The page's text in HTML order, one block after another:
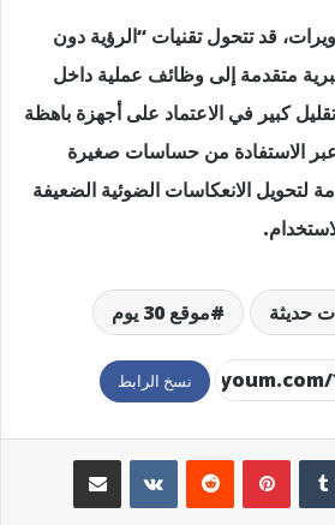
قد تتحول تقنيات “الرؤية دون
متقدمة إلى وظائف عملية داخل
تقليل كبير في الاعتماد على أجهزة باهظة
الاستفادة من حساسات صغيرة
لتحويل الانعكاسات الضوئية الضعيفة
حديثة موقع 30 يوم
نسخ الرابط
بينتيريست مشاركة عبر البريد